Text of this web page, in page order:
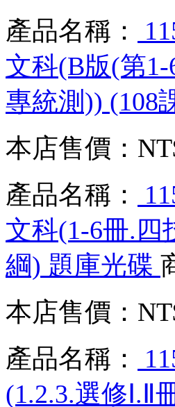
產品名稱：
文科(B版(第
專統測)) (108
本店售價：
產品名稱：
文科(1-6冊.四
綱) 題庫光碟
本店售價：
產品名稱：
(1.2.3.選修Ⅰ.Ⅱ